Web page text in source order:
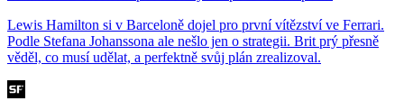
Lewis Hamilton si v Barceloně dojel pro první vítězství ve Ferrari.
Podle Stefana Johanssona ale nešlo jen o strategii. Brit prý přesně
věděl, co musí udělat, a perfektně svůj plán zrealizoval.